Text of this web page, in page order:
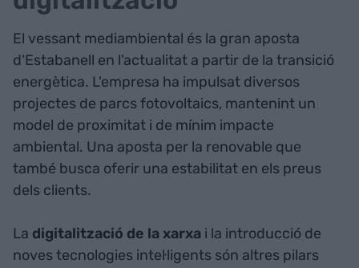
El vessant mediambiental és la gran aposta
d'Estabanell en l'actualitat a partir de la transició
energètica. L'empresa ha impulsat diversos
projectes de parcs fotovoltaics, mantenint un
model de proximitat i de mínim impacte
ambiental. Una aposta per la renovable que
també busca oferir una estabilitat en els preus
dels clients.
La digitalització de la xarxa i la introducció de
noves tecnologies intel·ligents són altres pilars